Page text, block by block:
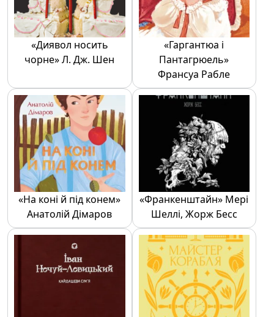
«Диявол носить
чорне» Л. Дж. Шен
«Гаргантюа і
Пантагрюель»
Франсуа Рабле
«На коні й під конем»
Анатолій Дімаров
«Франкенштайн» Мері
Шеллі, Жорж Бесс